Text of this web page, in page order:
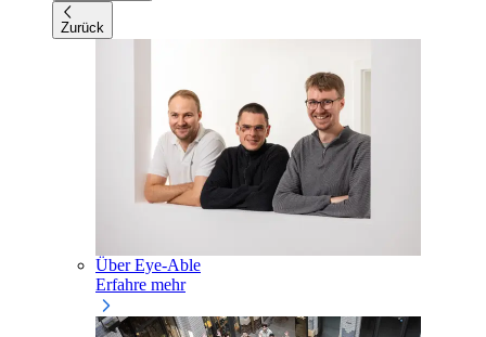
Zurück
Über Eye-Able
Erfahre mehr